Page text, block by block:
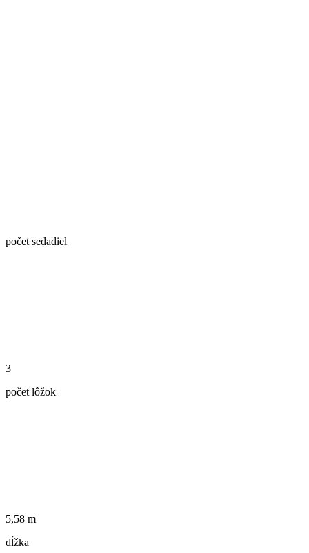
počet sedadiel
3
počet lôžok
5,58 m
dĺžka